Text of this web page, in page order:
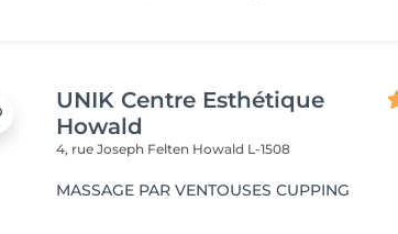
UNIK Centre Esthétique
Howald
4, rue Joseph Felten Howald L-1508
MASSAGE PAR VENTOUSES CUPPING